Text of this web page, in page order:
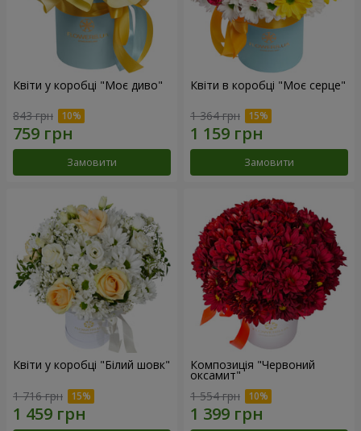
Квіти у коробці "Моє диво"
843 грн
Замовити
Квіти в коробці "Моє серце"
1 364 грн
Замовити
Квіти у коробці "Білий шовк"
1 716 грн
Композиція "Червоний
оксамит"
1 554 грн